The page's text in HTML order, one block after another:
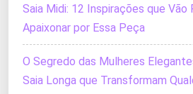
Saia Midi: 12 Inspirações que Vão
Apaixonar por Essa Peça
O Segredo das Mulheres
Saia Longa que Transformam